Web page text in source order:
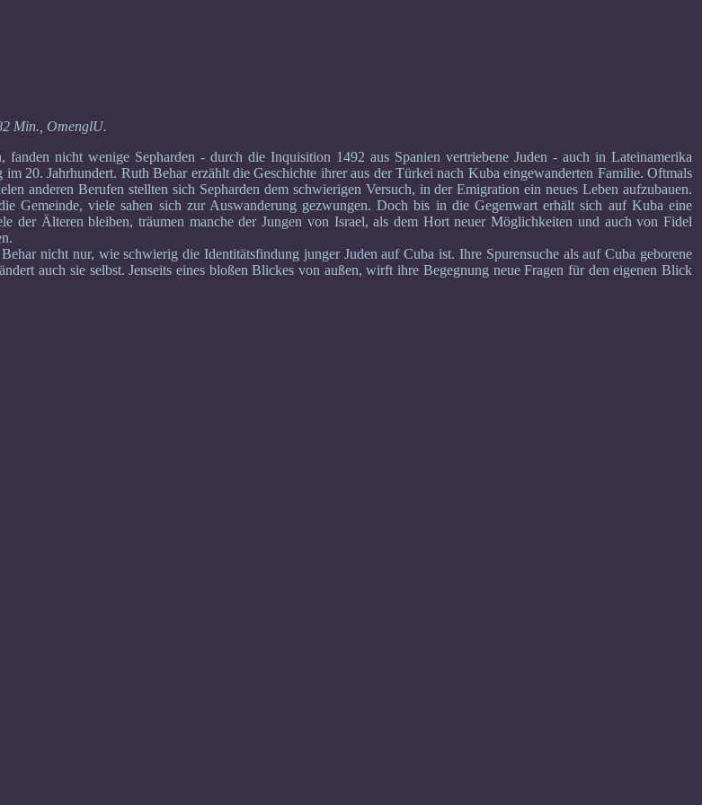
Min., OmenglU.
fanden nicht wenige Sepharden - durch die Inquisition 1492 aus Spanien vertriebene Juden - auch in Lateinamerika
20. Jahrhundert. Ruth Behar erzählt die Geschichte ihrer aus der Türkei nach Kuba eingewanderten Familie. Oftmals
anderen Berufen stellten sich Sepharden dem schwierigen Versuch, in der Emigration ein neues Leben aufzubauen.
Gemeinde, viele sahen sich zur Auswanderung gezwungen. Doch bis in die Gegenwart erhält sich auf Kuba eine
der Älteren bleiben, träumen manche der Jungen von Israel, als dem Hort neuer Möglichkeiten und auch von Fidel
nicht nur, wie schwierig die Identitätsfindung junger Juden auf Cuba ist. Ihre Spurensuche als auf Cuba geborene
auch sie selbst. Jenseits eines bloßen Blickes von außen, wirft ihre Begegnung neue Fragen für den eigenen Blick